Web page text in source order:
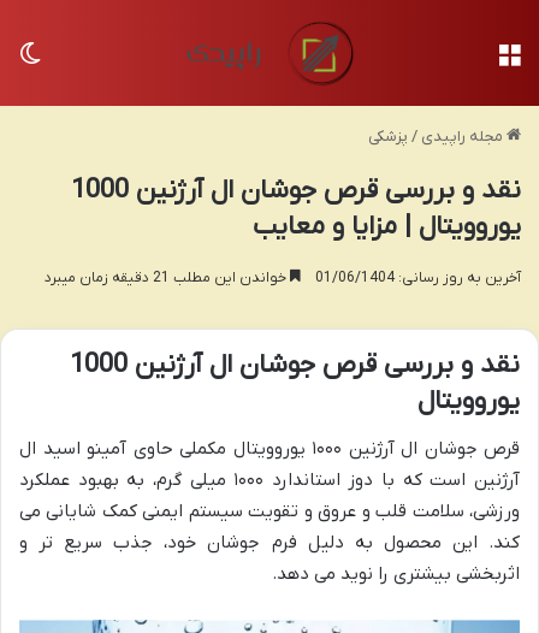
مجله راپیدی / پزشکی
نقد و بررسی قرص جوشان ال آرژنین 1000
یوروویتال | مزایا و معایب
آخرین به روز رسانی: 01/06/1404 خواندن این مطلب 21 دقیقه زمان میبرد
نقد و بررسی قرص جوشان ال آرژنین 1000
یوروویتال
قرص جوشان ال آرژنین ۱۰۰۰ یوروویتال مکملی حاوی آمینو اسید ال
آرژنین است که با دوز استاندارد ۱۰۰۰ میلی گرم، به بهبود عملکرد
ورزشی، سلامت قلب و عروق و تقویت سیستم ایمنی کمک شایانی می
کند. این محصول به دلیل فرم جوشان خود، جذب سریع تر و
اثربخشی بیشتری را نوید می دهد.